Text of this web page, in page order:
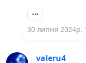
30 липня 2024р.
valeru4